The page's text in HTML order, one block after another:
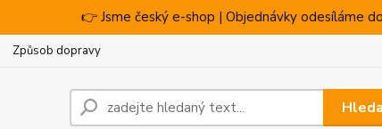
👉 Jsme český e-shop | Objednávky odesíláme
Způsob dopravy